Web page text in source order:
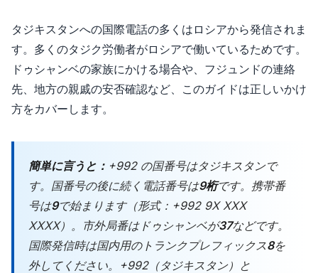
タジキスタンへの国際電話の多くはロシアから発信されま
す。多くのタジク労働者がロシアで働いているためです。
ドゥシャンベの家族にかける場合や、フジュンドの連絡
先、地方の親戚の安否確認など、このガイドは正しいかけ
方をカバーします。
簡単に言うと： +992 の国番号はタジキスタンで
す。国番号の後に続く電話番号は9桁です。携帯番
号は9で始まります（形式：+992 9X XXX
XXXX）。市外局番はドゥシャンベが37などです。
国際発信時は国内用のトランクプレフィックス8を
外してください。+992（タジキスタン）と